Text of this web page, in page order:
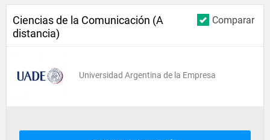
Comparar
Ciencias de la Comunicación (A
distancia)
Universidad Argentina de la Empresa